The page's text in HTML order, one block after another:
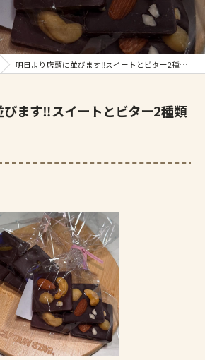
明日より店頭に並びます‼️スイートとビター2種類の味をお楽し...
びます‼️スイートとビター2種類